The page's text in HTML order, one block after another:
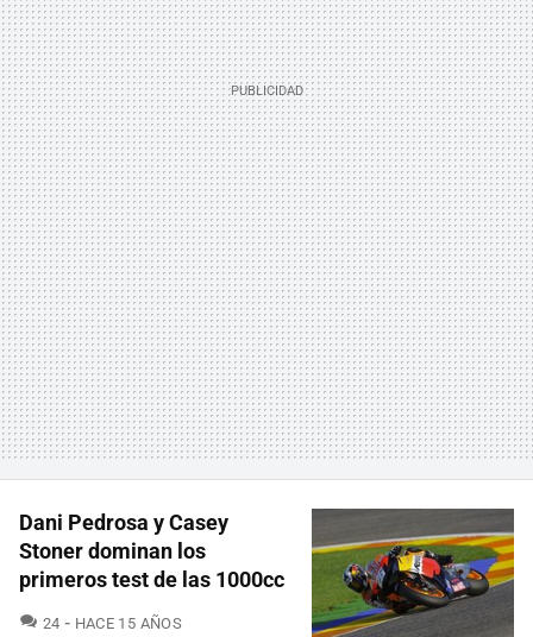
Dani Pedrosa y Casey
Stoner dominan los
primeros test de las 1000cc
24 COMENTARIOS
HACE 15 AÑOS